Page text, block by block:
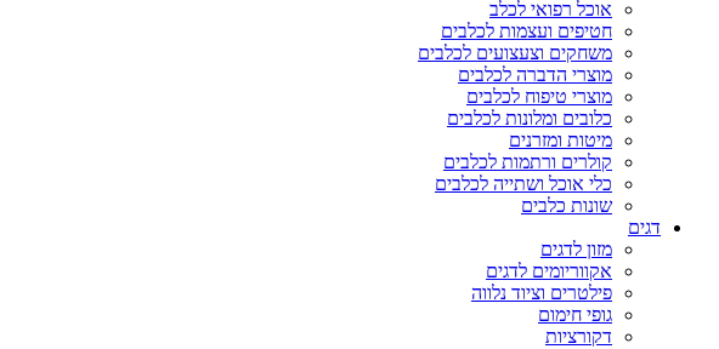
אוכל רפואי לכלב
חטיפים ועצמות לכלבים
משחקים וצעצועים לכלבים
מוצרי הדברה לכלבים
מוצרי טיפוח לכלבים
כלובים ומלונות לכלבים
מיטות ומזרנים
קולרים ורתמות לכלבים
כלי אוכל ושתייה לכלבים
שונות כלבים
דגים
מזון לדגים
אקווריומים לדגים
פילטרים וציוד נלווה
גופי חימום
דקורציות